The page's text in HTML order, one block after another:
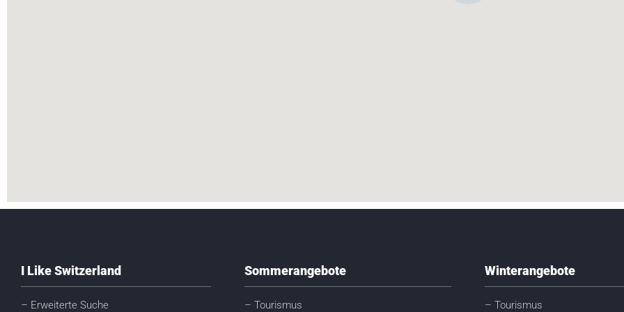
I Like Switzerland
– Erweiterte Suche
Sommerangebote
– Tourismus
Winterangebote
– Tourismus